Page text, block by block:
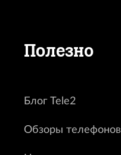
Полезно
Блог Tele2
Обзоры телефонов